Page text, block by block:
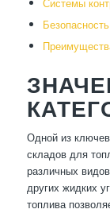
Одной из
складов для
различных
других жидких
топлива